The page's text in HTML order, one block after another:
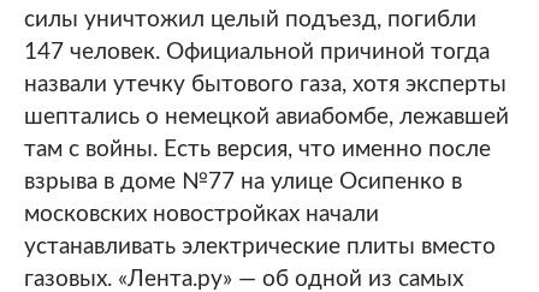
силы уничтожил целый подъезд, погибли
147 человек. Официальной причиной тогда
назвали утечку бытового газа, хотя эксперты
шептались о немецкой авиабомбе, лежавшей
там с войны. Есть версия, что именно после
взрыва в доме №77 на улице Осипенко в
московских новостройках начали
устанавливать электрические плиты вместо
газовых. «Лента.ру» — об одной из самых